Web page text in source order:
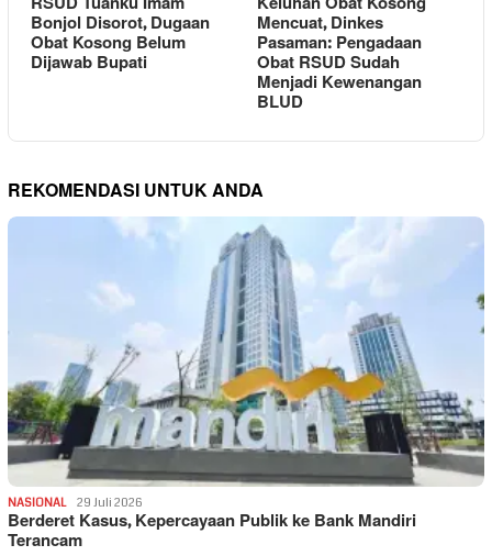
Bonjol Disorot, Dugaan
Obat Kosong Belum
Dijawab Bupati
Mencuat, Dinkes
Pasaman: Pengadaan
Obat RSUD Sudah
Menjadi Kewenangan
BLUD
REKOMENDASI UNTUK ANDA
NASIONAL 29 Juli 2026
Berderet Kasus, Kepercayaan Publik ke Bank Mandiri
Terancam